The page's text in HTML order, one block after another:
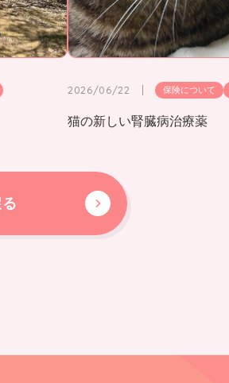
2026/06/22 保険について
猫の新しい腎臓病治療薬